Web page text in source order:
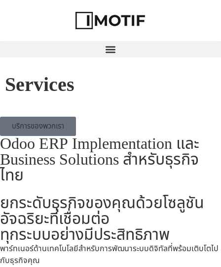
Services
บริการของพวกเรา​
Odoo ERP Implementation และ
Business Solutions สำหรับธุรกิจ
ไทย
ยกระดับธุรกิจของคุณด้วยโซลูชัน
อัจฉริยะที่เชื่อมต่อ
ทุกระบบอย่างมีประสิทธิภาพ
พาร์ทเนอร์ด้านเทคโนโลยีสำหรับการพัฒนาระบบดิจิทัลที่พร้อมเติบโตไป
กับธุรกิจคุณ